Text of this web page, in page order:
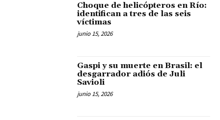
Choque de helicópteros en Río:
identifican a tres de las seis
víctimas
junio 15, 2026
Gaspi y su muerte en Brasil: el
desgarrador adiós de Juli
Savioli
junio 15, 2026